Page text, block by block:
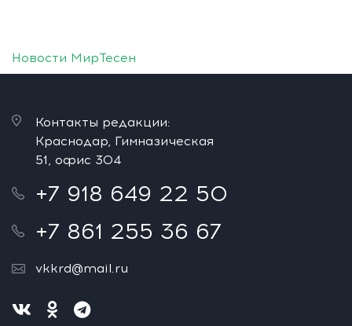
Новости МирТесен
Контакты редакции:
Краснодар, Гимназическая
51, офис 304
+7 918 649 22 50
+7 861 255 36 67
vkkrd@mail.ru